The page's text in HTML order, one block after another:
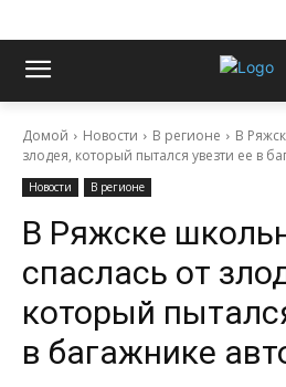
Домой Новости В регионе
В
злодея, который пытался увезти ее в
Новости В регионе
В Ряжске
спаслась от
который
в багажнике